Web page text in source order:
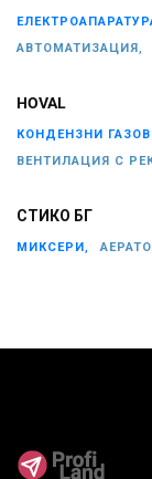
АВТОМАТИЗАЦИЯ,
HOVAL
КОНДЕНЗНИ
ВЕНТИЛАЦИЯ С
СТИКО БГ
МИКСЕРИ,